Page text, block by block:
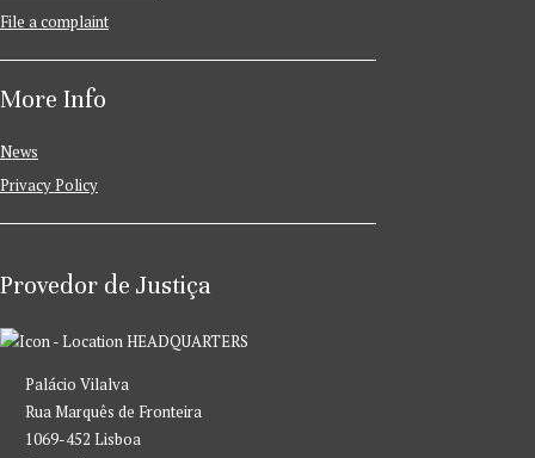
File a complaint
More Info
News
Privacy Policy
Provedor de Justiça
HEADQUARTERS
Palácio Vilalva
Rua Marquês de Fronteira
1069-452 Lisboa